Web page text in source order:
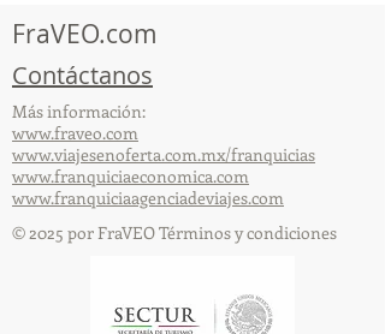
FraVEO.com
Contáctanos
Más información:
www.fraveo.com
www.viajesenoferta.com.mx/franquicias
www.franquiciaeconomica.com
www.franquiciaagenciadeviajes.com
© 2025 por FraVEO Términos y condiciones